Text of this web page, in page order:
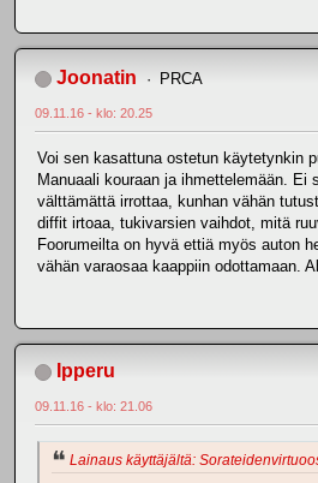
Joonatin PRCA
09.11.16 - klo: 20.25
Voi sen kasattuna ostetun käytetynkin
Manuaali kouraan ja ihmettelemään. Ei
välttämättä irrottaa, kunhan vähän
diffit irtoaa, tukivarsien vaihdot, mitä
Foorumeilta on hyvä ettiä myös auton
vähän varaosaa kaappiin odottamaan.
Ipperu
09.11.16 - klo: 21.06
Lainaus käyttäjältä: